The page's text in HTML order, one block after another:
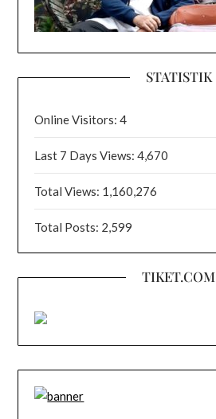
STATISTIK
Online Visitors:4
Last 7 Days Views:4,670
Total Views: 1,160,276
Total Posts: 2,599
TIKET.COM